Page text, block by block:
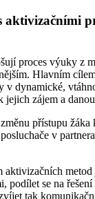
aktivizačními
proces výuky z
Hlavním
v dynamické,
jejich zájem a
přístupu
v
aktivizačních
podílet se na
tak